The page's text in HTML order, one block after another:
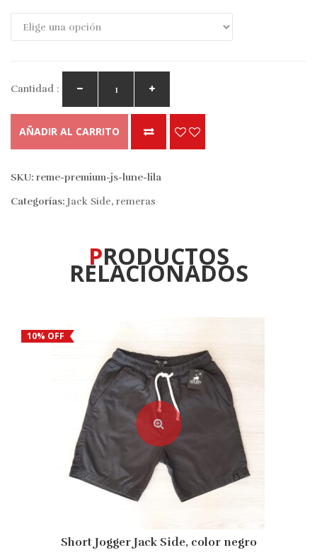
Cantidad :
AÑADIR AL CARRITO
SKU: reme-premium-js-lune-lila
Categorías: Jack Side, remeras
PRODUCTOS
RELACIONADOS
10% OFF
Short Jogger Jack Side, color negro